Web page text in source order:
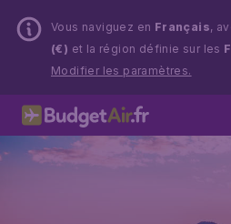
Vous naviguez en Français,
(€) et la région définie sur les
Modifier les paramètres.